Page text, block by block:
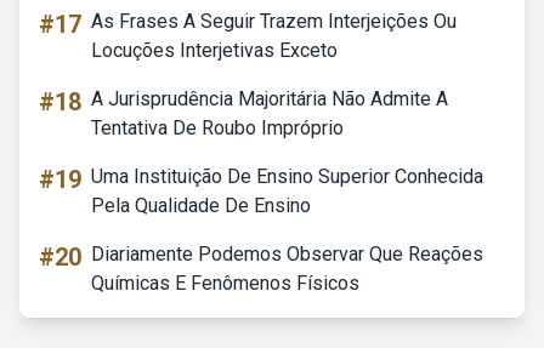
#17 As Frases A Seguir Trazem Interjeições Ou
Locuções Interjetivas Exceto
#18 A Jurisprudência Majoritária Não Admite A
Tentativa De Roubo Impróprio
#19 Uma Instituição De Ensino Superior Conhecida
Pela Qualidade De Ensino
#20 Diariamente Podemos Observar Que Reações
Químicas E Fenômenos Físicos